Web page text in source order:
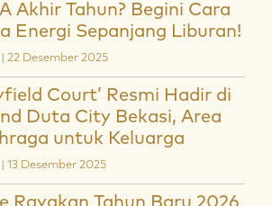
Akhir Tahun? Begini Cara
Energi Sepanjang Liburan!
22 Desember 2025
Court’ Resmi Hadir di
Duta City Bekasi, Area
untuk Keluarga
13 Desember 2025